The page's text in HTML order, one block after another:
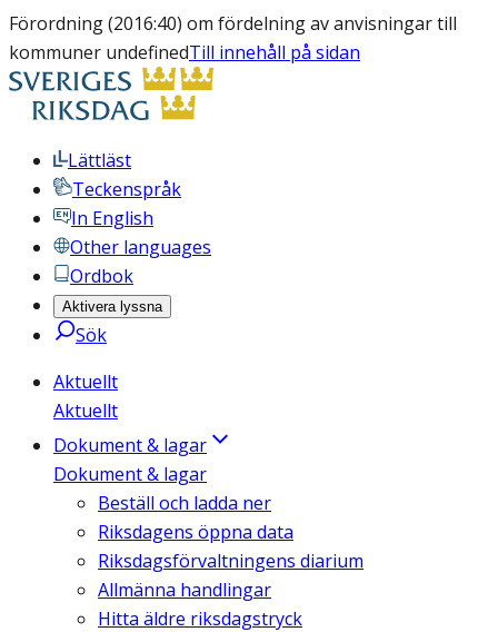
Förordning (2016:40) om fördelning av anvisningar till
kommuner undefinedTill innehåll på sidan
Lättläst
Teckenspråk
In English
Other languages
Ordbok
Aktivera lyssna
Sök
Aktuellt
Aktuellt
Dokument & lagar
Dokument & lagar
Beställ och ladda ner
Riksdagens öppna data
Riksdagsförvaltningens diarium
Allmänna handlingar
Hitta äldre riksdagstryck